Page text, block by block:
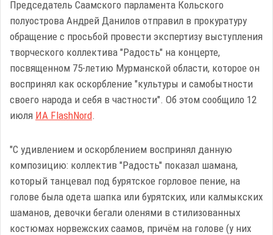
Председатель Саамского парламента Кольского
полуострова Андрей Данилов отправил в прокуратуру
обращение с просьбой провести экспертизу выступления
творческого коллектива "Радость" на концерте,
посвященном 75-летию Мурманской области, которое он
воспринял как оскорбление "культуры и самобытности
своего народа и себя в частности". Об этом сообщило 12
июля ИА FlashNord.
"С удивлением и оскорблением воспринял данную
композицию: коллектив "Радость" показал шамана,
который танцевал под бурятское горловое пение, на
голове была одета шапка или бурятских, или калмыкских
шаманов, девочки бегали оленями в стилизованных
костюмах норвежских саамов, причём на голове (у них